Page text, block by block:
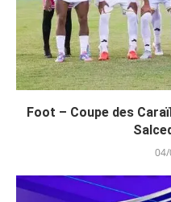
Foot – Coupe des